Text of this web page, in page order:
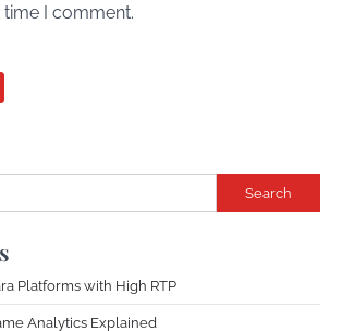
I comment.
Search
Platforms with High RTP
Analytics Explained